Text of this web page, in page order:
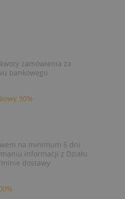
zamówienia za
bankowego
30%
na minimum 5 dni
informacji z Działu
dostawy